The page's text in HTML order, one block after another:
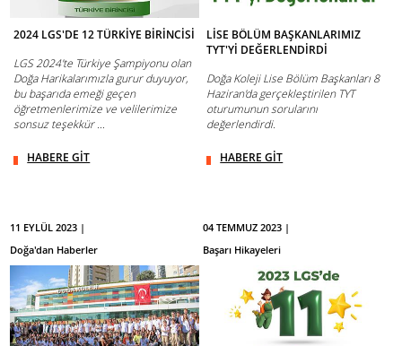
2024 LGS'DE 12 TÜRKİYE BİRİNCİSİ
LGS 2024'te Türkiye Şampiyonu olan
Doğa Harikalarımızla gurur duyuyor,
bu başarıda emeği geçen
öğretmenlerimize ve velilerimize
sonsuz teşekkür ...
HABERE GİT
LİSE BÖLÜM BAŞKANLARIMIZ
TYT'Yİ DEĞERLENDİRDİ
Doğa Koleji Lise Bölüm Başkanları 8
Haziran'da gerçekleştirilen TYT
oturumunun sorularını
değerlendirdi.
HABERE GİT
11 EYLÜL 2023 |
Doğa'dan Haberler
04 TEMMUZ 2023 |
Başarı Hikayeleri